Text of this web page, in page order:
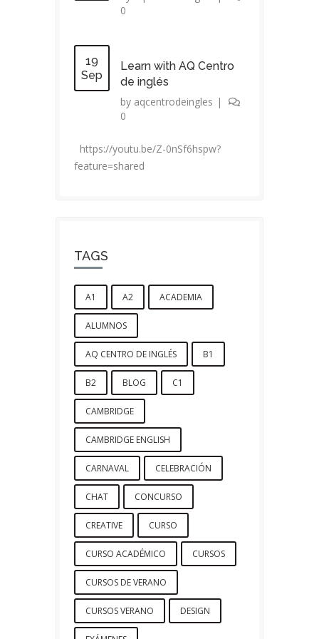
0
19
Sep
Learn with AQ Centro
de inglés
by aqcentrodeingles |
0
https://youtu.be/Z-0nSf6hspw?
feature=shared
TAGS
A1 A2 ACADEMIA
ALUMNOS
AQ CENTRO DE INGLÉS B1
B2 BLOG C1
CAMBRIDGE
CAMBRIDGE ENGLISH
CARNAVAL CELEBRACIÓN
CHAT CONCURSO
CREATIVE CURSO
CURSO ACADÉMICO CURSOS
CURSOS DE VERANO
CURSOS VERANO DESIGN